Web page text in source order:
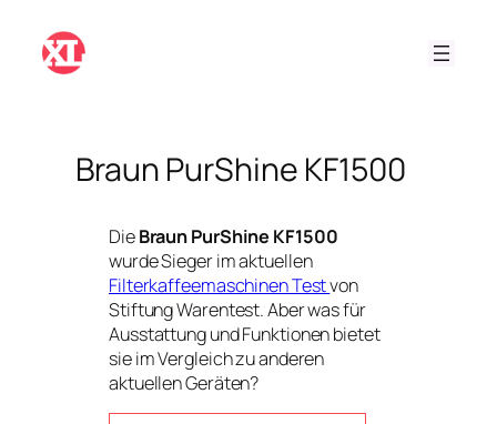
Inhalt
springen
Braun PurShine KF1500
DieBraun PurShine KF1500
wurde Sieger im aktuellen
Filterkaffeemaschinen Testvon
Stiftung Warentest. Aber was für
Ausstattung und Funktionen bietet
sie im Vergleich zu anderen
aktuellen Geräten?